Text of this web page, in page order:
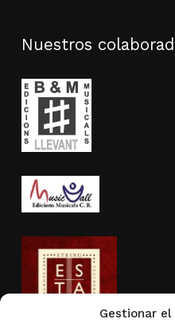
Gestionar
Nuestros